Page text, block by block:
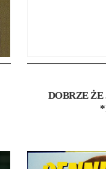
DOBRZE